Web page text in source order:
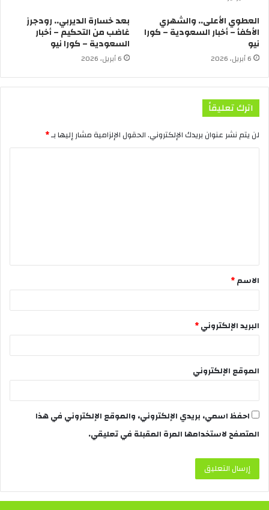
العطوي الأعلى.. والشهري
الأكفأ – أخبار السعودية – كورا
نيو
6 أبريل، 2026
بعد خسارة الديربي.. رودجرز
غاضب من التحكيم – أخبار
السعودية – كورا نيو
6 أبريل، 2026
اترك تعليقاً
لن يتم نشر عنوان بريدك الإلكتروني.الحقول الإلزامية مشار إليها بـ*
الاسم*
البريد الإلكتروني*
الموقع الإلكتروني
احفظ اسمي، بريدي الإلكتروني، والموقع الإلكتروني في هذا
المتصفح لاستخدامها المرة المقبلة في تعليقي.